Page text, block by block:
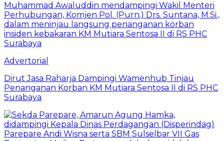
Advertorial
Dirut Jasa Raharja Dampingi Wamenhub Tinjau
Penanganan Korban KM Mutiara Sentosa II di RS PHC
Surabaya